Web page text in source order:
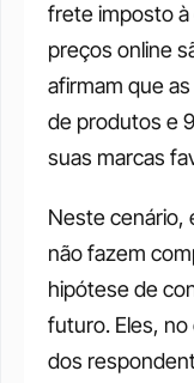
frete imposto à
preços online
afirmam que
de produtos e
suas marcas
Neste cenário,
não fazem
hipótese de
futuro. Eles, no
dos